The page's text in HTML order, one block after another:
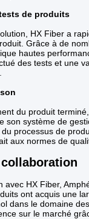
de produits
HX Fiber a
Grâce à de
hautes
des tests et une
du produit
son système de
processus de
aux normes de
avec HX Fiber,
ont acquis une
dans le domaine
sur le marché